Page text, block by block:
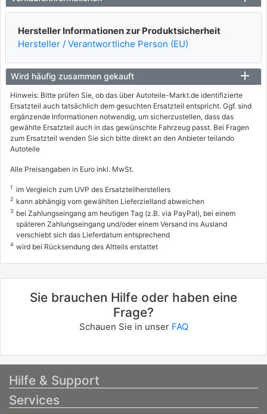
01/2007 - 06/2012
ISUZU
3.0 DiTD 4x4 (TFS85_)
120 / 163
01/2007 - 06/2012
D-MAX I Pritsche/Fahrgestell (TFR, TFS)
3.0 D 4x4
120 / 163
01/2007 - 06/2012
Hersteller Informationen zur Produktsicherheit
Hersteller / Verantwortliche Person (EU)
Wird häufig zusammen gekauft
Hinweis: Bitte prüfen Sie, ob das über Autoteile-Markt.de identifizierte
Ersatzteil auch tatsächlich dem gesuchten Ersatzteil entspricht. Ggf. sind
ergänzende Informationen notwendig, um sicherzustellen, dass das
gewählte Ersatzteil auch in das gewünschte Fahrzeug passt. Bei Fragen
zum Ersatzteil wenden Sie sich bitte direkt an den Anbieter teilando
Autoteile
Alle Preisangaben in Euro inkl. MwSt.
1 im Vergleich zum UVP des Ersatzteilherstellers
2 kann abhängig vom gewählten Lieferzielland abweichen
3 bei Zahlungseingang am heutigen Tag (z.B. via PayPal), bei einem
späteren Zahlungseingang und/oder einem Versand ins Ausland
verschiebt sich das Lieferdatum entsprechend
4 wird bei Rücksendung des Altteils erstattet
Sie brauchen Hilfe oder haben eine
Frage?
Schauen Sie in unser FAQ
Hilfe & Support
Services